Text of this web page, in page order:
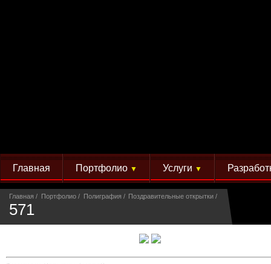
Главная Портфолио ▼ Услуги ▼
Главная Портфолио Полиграфия Поздравительные открытки
571